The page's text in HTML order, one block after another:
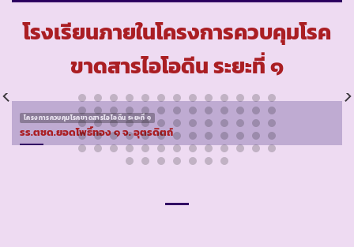
โรงเรียนภายในโครงการควบคุมโรค
ขาดสารไอโอดีน ระยะที่ ๑
โครงการควบคุมโรคขาดสารไอโอดีน ระยะที่ ๑
รร.ตชด.ยอดโพธิ์ทอง ๑ จ. อุตรดิตถ์